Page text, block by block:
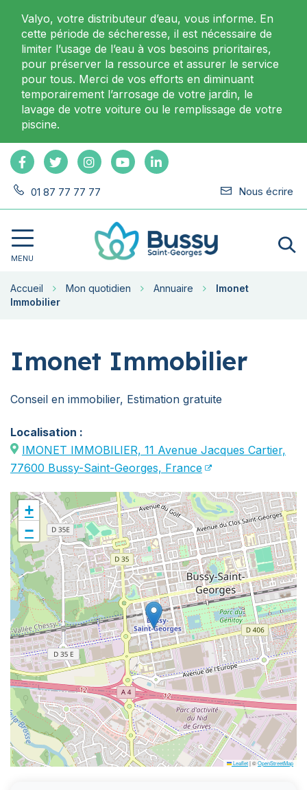
Valyo, votre distributeur d’eau, vous informe. En
cette période de sécheresse, il est nécessaire de
limiter l’usage de l’eau à vos besoins prioritaires,
pour préserver la ressource et assurer le service
pour tous. Merci de vos efforts en diminuant
temporairement l’arrosage de votre jardin, le
lavage de votre voiture ou le remplissage de votre
piscine.
01 87 77 77 77 Nous écrire
Lien vers le compte Facebook
Lien vers le compte Twitter
Lien vers le compte Instagram
Lien vers la chaîne Youtube
Lien vers le compte Linkedin
MENU
Site officiel de Bussy-Saint-Georges
Accueil Mon quotidien Annuaire
Imonet
Immobilier
Imonet Immobilier
Conseil en immobilier, Estimation gratuite
Localisation :
IMONET IMMOBILIER, 11 Avenue Jacques Cartier,
77600 Bussy-Saint-Georges, France
+
−
Leaflet|©OpenStreetMap